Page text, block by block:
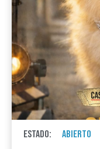
ESTADO: ABIERTO